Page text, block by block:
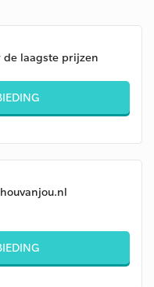
de laagste prijzen